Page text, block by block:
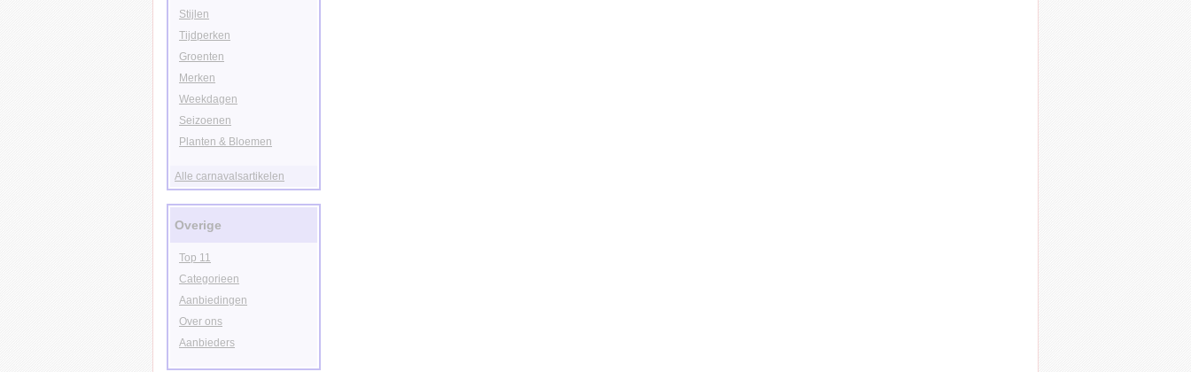
Stijlen
Tijdperken
Groenten
Merken
Weekdagen
Seizoenen
Planten & Bloemen
Alle carnavalsartikelen
Overige
Top 11
Categorieen
Aanbiedingen
Over ons
Aanbieders